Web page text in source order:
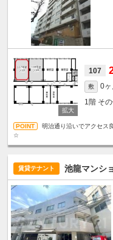
107
敷 0ヶ
1階 そ
明治通り沿いでアクセス
☆
賃貸テナント 池龍マンシ